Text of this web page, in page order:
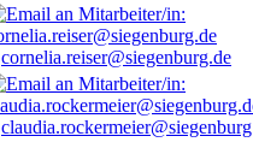
cornelia.reiser@siegenburg.de